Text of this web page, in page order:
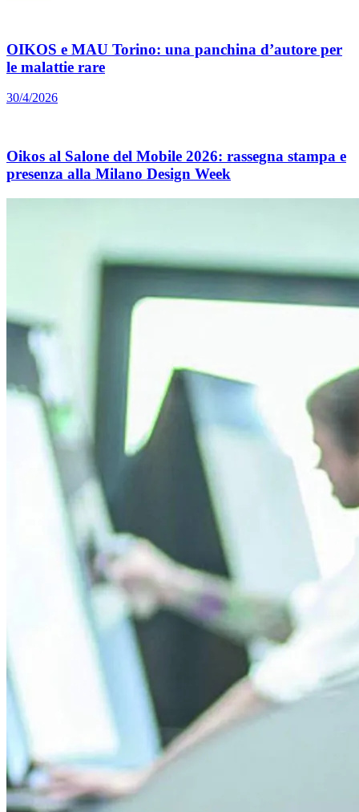
OIKOS e MAU Torino: una panchina d’autore per
le malattie rare
30/4/2026
Oikos al Salone del Mobile 2026: rassegna stampa e
presenza alla Milano Design Week